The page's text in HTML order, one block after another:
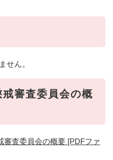
せん。
審査委員会の概
審査委員会の概要 [PDFファ